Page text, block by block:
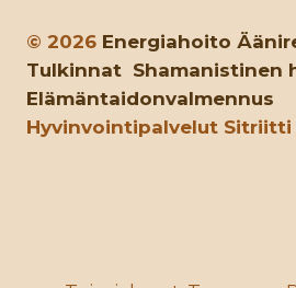
© 2026 Energiahoito
Tulkinnat Shamanistinen
Elämäntaidonvalmennus
Hyvinvointipalvelut Sitriitti